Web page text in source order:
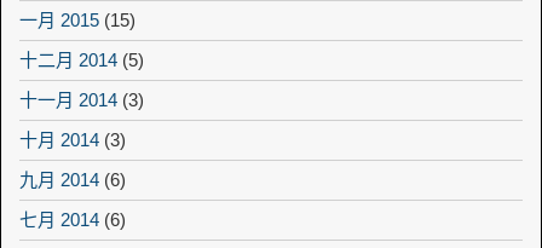
一月 2015 (15)
十二月 2014 (5)
十一月 2014 (3)
十月 2014 (3)
九月 2014 (6)
七月 2014 (6)